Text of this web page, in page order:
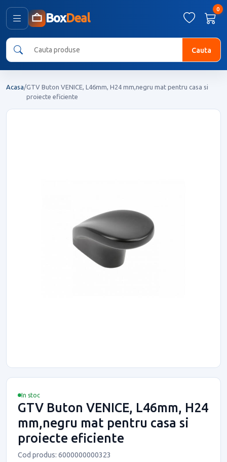
BoxDeal
0
Cauta
Acasa/GTV Buton VENICE, L46mm, H24 mm,negru mat pentru casa si
proiecte eficiente
In stoc
GTV Buton VENICE, L46mm, H24
mm,negru mat pentru casa si
proiecte eficiente
Cod produs: 6000000000323